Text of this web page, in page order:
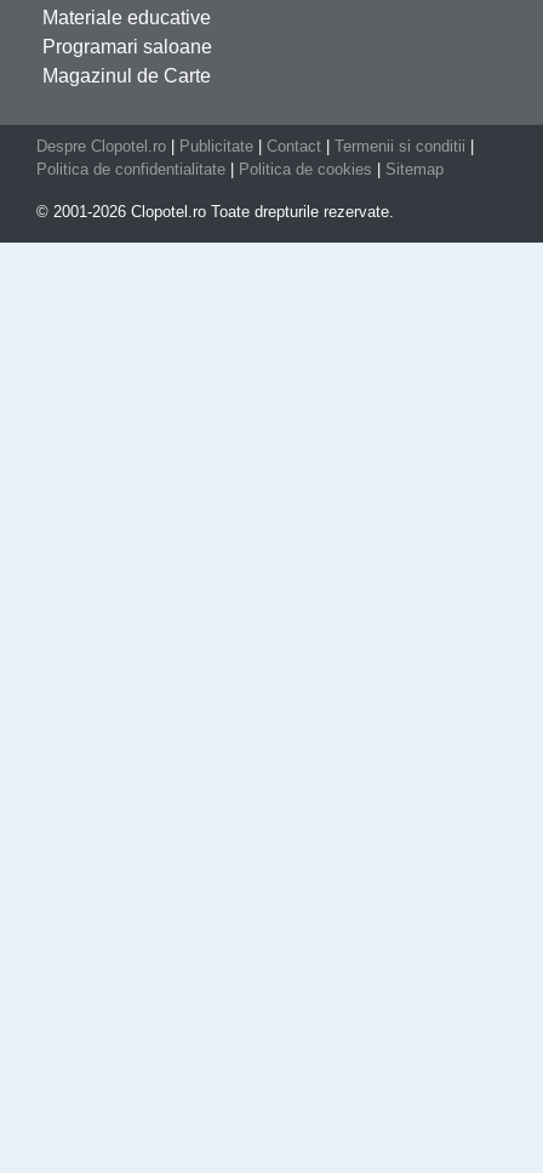
Materiale educative
Programari saloane
Magazinul de Carte
Despre Clopotel.ro Publicitate Contact Termenii si conditii
Politica de confidentialitate
Politica de cookies Sitemap
© 2001-2026 Clopotel.ro Toate drepturile rezervate.